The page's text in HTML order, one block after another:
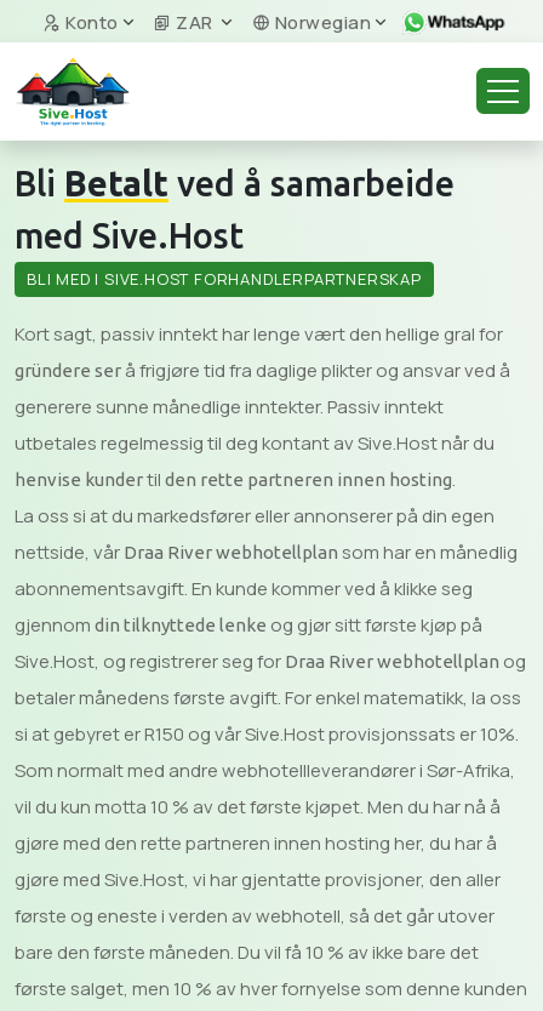
Konto ZAR Norwegian
Bli Betalt ved å samarbeide
med Sive.Host
BLI MED I SIVE.HOST FORHANDLERPARTNERSKAP
Kort sagt, passiv inntekt har lenge vært den hellige gral for
gründere ser å frigjøre tid fra daglige plikter og ansvar ved å
generere sunne månedlige inntekter. Passiv inntekt
utbetales regelmessig til deg kontant av Sive.Host når du
henvise kundertil den rette partneren innen hosting.
La oss si at du markedsfører eller annonserer på din egen
nettside, vår Draa River webhotellplan som har en månedlig
abonnementsavgift. En kunde kommer ved å klikke seg
gjennom din tilknyttede lenke og gjør sitt første kjøp på
Sive.Host, og registrerer seg for Draa River webhotellplan og
betaler månedens første avgift. For enkel matematikk, la oss
si at gebyret er R150 og vår Sive.Host provisjonssats er 10%.
Som normalt med andre webhotellleverandører i Sør-Afrika,
vil du kun motta 10 % av det første kjøpet. Men du har nå å
gjøre med den rette partneren innen hosting her, du har å
gjøre med Sive.Host, vi har gjentatte provisjoner, den aller
første og eneste i verden av webhotell, så det går utover
bare den første måneden. Du vil få 10 % av ikke bare det
første salget, men 10 % av hver fornyelse som denne kunden